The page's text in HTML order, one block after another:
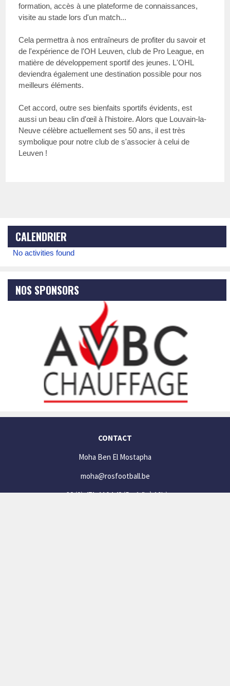
formation, accès à une plateforme de connaissances,
visite au stade lors d'un match...
Cela permettra à nos entraîneurs de profiter du savoir et
de l'expérience de l'OH Leuven, club de Pro League, en
matière de développement sportif des jeunes. L'OHL
deviendra également une destination possible pour nos
meilleurs éléments.
Cet accord, outre ses bienfaits sportifs évidents, est
aussi un beau clin d'œil à l'histoire. Alors que Louvain-la-
Neuve célèbre actuellement ses 50 ans, il est très
symbolique pour notre club de s'associer à celui de
Leuven !
CALENDRIER
No activities found
NOS SPONSORS
CONTACT
Moha Ben El Mostapha
moha@rosfootball.be
+32 (0) 471 44 04 48(De 14h à 19h)